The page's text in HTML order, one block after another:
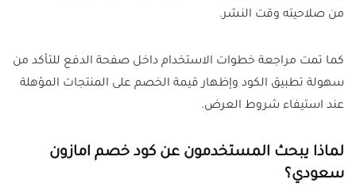
من صلاحيته وقت النشر.
كما تمت مراجعة خطوات الاستخدام داخل صفحة الدفع للتأكد من
سهولة تطبيق الكود وإظهار قيمة الخصم على المنتجات المؤهلة
عند استيفاء شروط العرض.
لماذا يبحث المستخدمون عن كود خصم امازون
سعودي؟